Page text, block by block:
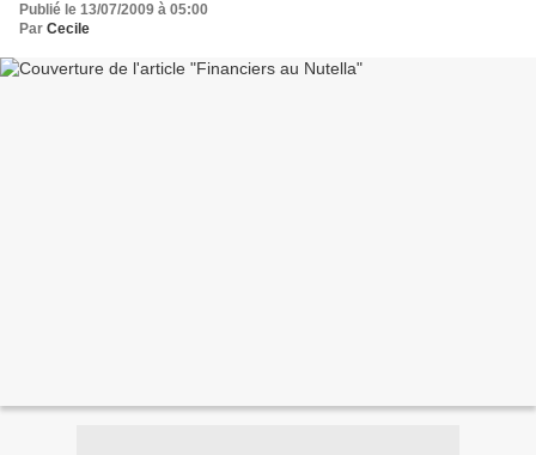
Publié le 13/07/2009 à 05:00
Par Cecile